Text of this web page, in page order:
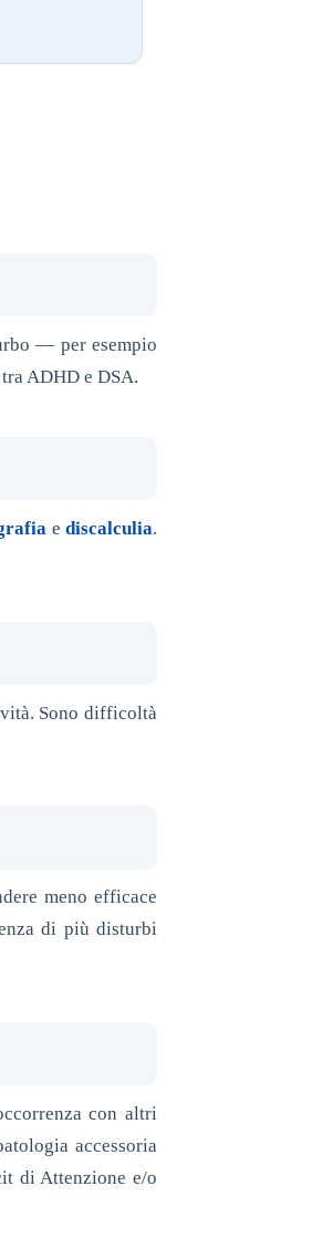
— per esempio
ADHD e DSA.
ediscalculia.
Sono difficoltà
meno efficace
di più disturbi
con altri
accessoria
di Attenzione e/o